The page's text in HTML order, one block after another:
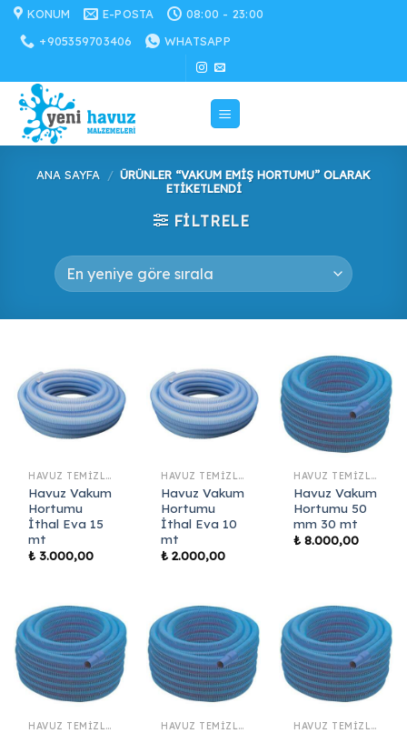
İçeriğe
atla
KONUM E-POSTA
08:00 - 23:00
+905359703406
WHATSAPP
ANA SAYFA / ÜRÜNLER “VAKUM EMIŞ HORTUMU” OLARAK
ETIKETLENDI
FILTRELE
HAVUZ TEMIZLIK EKIPMANLARI
Havuz Vakum
Hortumu
İthal Eva 15
mt
₺ 3.000,00
HAVUZ TEMIZLIK EKIPMANLARI
Havuz Vakum
Hortumu
İthal Eva 10
mt
₺ 2.000,00
HAVUZ TEMIZLIK EKIPMANLARI
Havuz Vakum
Hortumu 50
mm 30 mt
₺ 8.000,00
HAVUZ TEMIZLIK EKIPMANLARI HAVUZ TEMIZLIK EKIPMANLARI HAVUZ TEMIZLIK EKIPMANLARI